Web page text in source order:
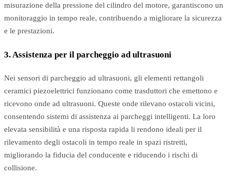
misurazione della pressione del cilindro del motore, garantiscono un
monitoraggio in tempo reale, contribuendo a migliorare la sicurezza
e le prestazioni.
3. Assistenza per il parcheggio ad ultrasuoni
Nei sensori di parcheggio ad ultrasuoni, gli elementi rettangoli
ceramici piezoelettrici funzionano come trasduttori che emettono e
ricevono onde ad ultrasuoni. Queste onde rilevano ostacoli vicini,
consentendo sistemi di assistenza ai parcheggi intelligenti. La loro
elevata sensibilità e una risposta rapida li rendono ideali per il
rilevamento degli ostacoli in tempo reale in spazi ristretti,
migliorando la fiducia del conducente e riducendo i rischi di
collisione.